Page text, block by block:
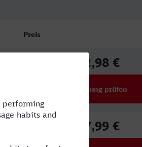
Preis
72,98 €
Verbindung prüfen
47,99 €